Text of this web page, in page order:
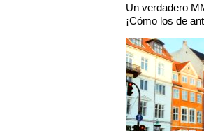
Un verdadero
¡Cómo los de